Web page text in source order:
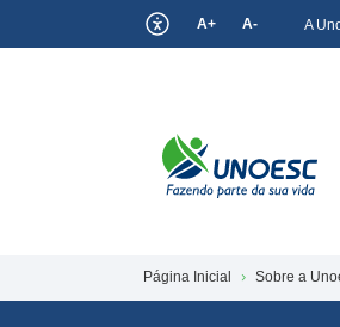
A+ A- A
Página Inicial Sobre a